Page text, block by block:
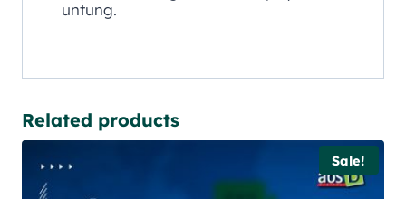
untung.
Related products
Sale!